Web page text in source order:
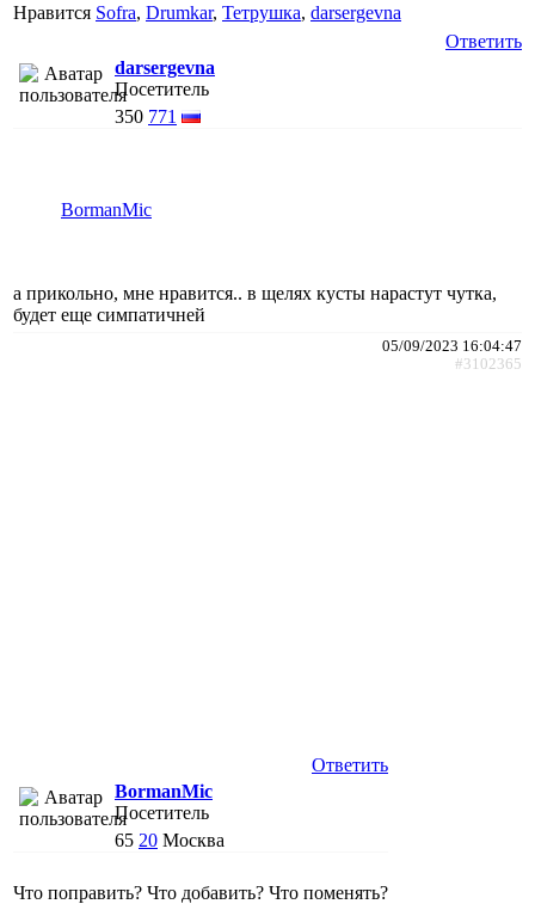
Нравится Sofra, Drumkar, Тетрушка, darsergevna
Ответить
darsergevna
Посетитель
350 771
BormanMic
а прикольно, мне нравится.. в щелях кусты нарастут чутка,
будет еще симпатичней
05/09/2023 16:04:47
#3102365
Ответить
BormanMic
Посетитель
65 20 Москва
Что поправить? Что добавить? Что поменять?